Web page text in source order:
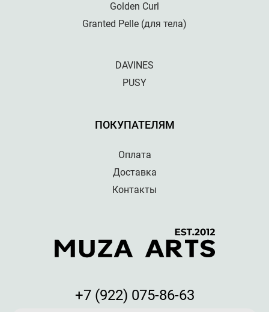
Golden Curl
Granted Pelle (для тела)
DAVINES
PUSY
ПОКУПАТЕЛЯМ
Оплата
Доставка
Контакты
+7 (922) 075-86-63